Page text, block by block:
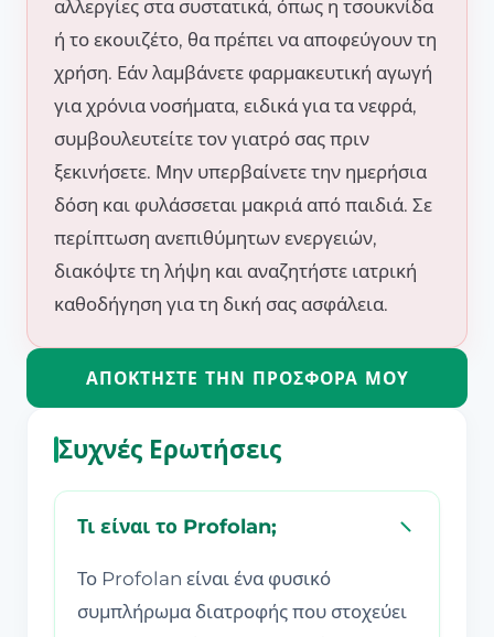
αλλεργίες στα συστατικά, όπως η τσουκνίδα
ή το εκουιζέτο, θα πρέπει να αποφεύγουν τη
χρήση. Εάν λαμβάνετε φαρμακευτική αγωγή
για χρόνια νοσήματα, ειδικά για τα νεφρά,
συμβουλευτείτε τον γιατρό σας πριν
ξεκινήσετε. Μην υπερβαίνετε την ημερήσια
δόση και φυλάσσεται μακριά από παιδιά. Σε
περίπτωση ανεπιθύμητων ενεργειών,
διακόψτε τη λήψη και αναζητήστε ιατρική
καθοδήγηση για τη δική σας ασφάλεια.
ΑΠΟΚΤΉΣΤΕ ΤΗΝ ΠΡΟΣΦΟΡΆ ΜΟΥ
Συχνές Ερωτήσεις
Τι είναι το Profolan;
Το Profolan είναι ένα φυσικό
συμπλήρωμα διατροφής που στοχεύει